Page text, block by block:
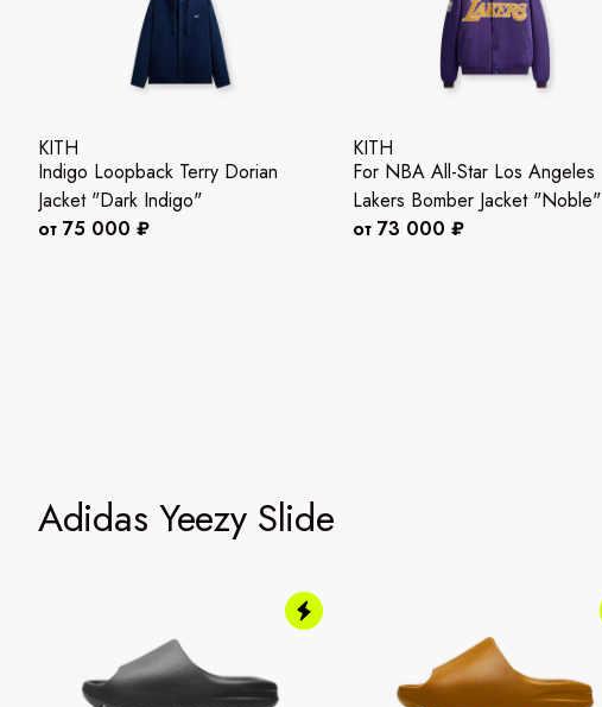
KITH
Indigo Loopback Terry Dorian
Jacket "Dark Indigo"
от 75 000 ₽
KITH
For NBA All-Star Los Angeles
Lakers Bomber Jacket "Noble"
от 73 000 ₽
Adidas Yeezy Slide